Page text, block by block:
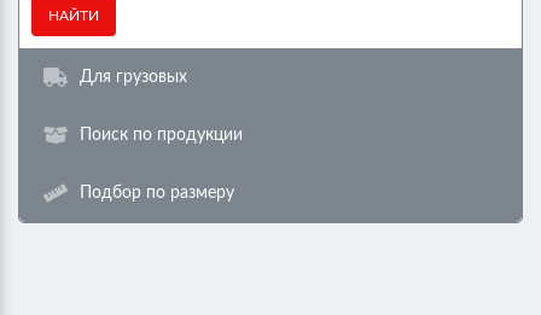
НАЙТИ
Для грузовых
Поиск по продукции
Подбор по размеру